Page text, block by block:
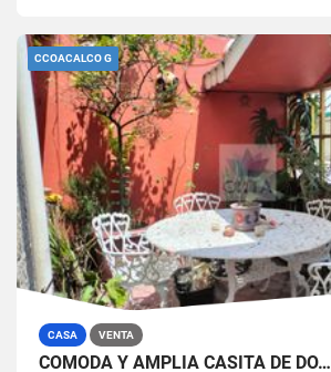
CCOACALCO G
CASA VENTA
CÓMODA Y AMPLIA CASITA DE DO…